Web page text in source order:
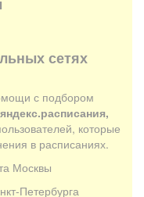
сетях
с подбором
которые
в расписаниях.
Москвы
Петербурга